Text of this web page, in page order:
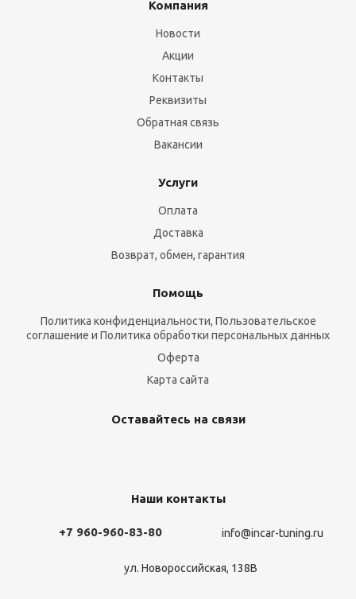
Компания
Новости
Акции
Контакты
Реквизиты
Обратная связь
Вакансии
Услуги
Оплата
Доставка
Возврат, обмен, гарантия
Помощь
Политика конфиденциальности, Пользовательское
соглашение и Политика обработки персональных данных
Оферта
Карта сайта
Оставайтесь на связи
Наши контакты
+7 960-960-83-80 info@incar-tuning.ru
ул. Новороссийская, 138В